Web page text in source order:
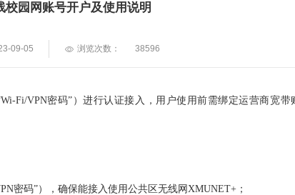
校园网账号开户及使用说明
09-05 浏览次数： 38596
Fi/VPN密码”）进行认证接入，用户使用前需绑定运营商宽带
密码”） ，确保能接入使用公共区无线网XMUNET+；